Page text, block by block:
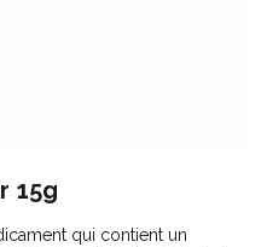
15g
qui contient un